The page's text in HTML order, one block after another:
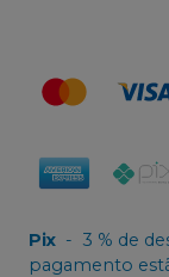
Pix - 3 % de
pagamento